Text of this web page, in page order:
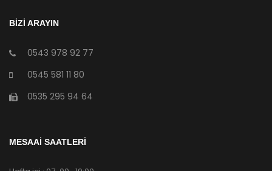
BİZİ ARAYIN
0543 978 92 77
0545 581 11 80
0535 295 94 64
MESAAİ SAATLERİ